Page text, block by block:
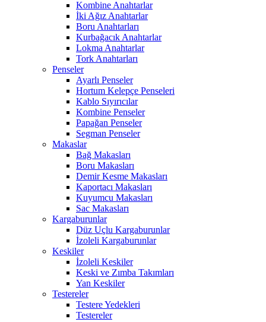
Kombine Anahtarlar
İki Ağız Anahtarlar
Boru Anahtarları
Kurbağacık Anahtarlar
Lokma Anahtarlar
Tork Anahtarları
Penseler
Ayarlı Penseler
Hortum Kelepçe Penseleri
Kablo Sıyırıcılar
Kombine Penseler
Papağan Penseler
Segman Penseler
Makaslar
Bağ Makasları
Boru Makasları
Demir Kesme Makasları
Kaportacı Makasları
Kuyumcu Makasları
Sac Makasları
Kargaburunlar
Düz Uçlu Kargaburunlar
İzoleli Kargaburunlar
Keskiler
İzoleli Keskiler
Keski ve Zımba Takımları
Yan Keskiler
Testereler
Testere Yedekleri
Testereler